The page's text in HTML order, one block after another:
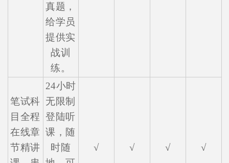
真题，
给学员
提供实
战训
练。
笔试科
目全程
在线章
节精讲
24小时
无限制
登陆听
课，随
时随
√ √ √ √